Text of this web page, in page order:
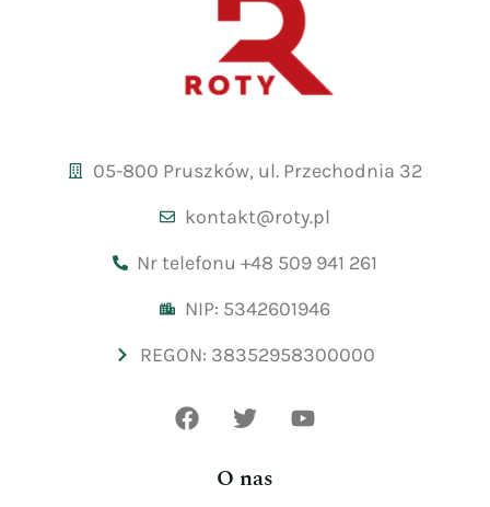
05-800 Pruszków, ul. Przechodnia 32
kontakt@roty.pl
Nr telefonu +48 509 941 261
NIP: 5342601946
REGON: 38352958300000
O nas